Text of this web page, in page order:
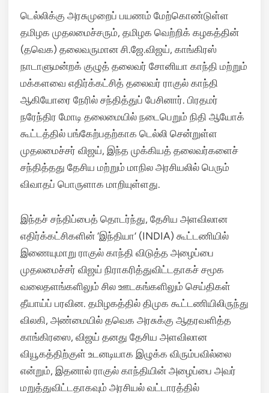
டெல்லிக்கு அரசுமுறைப் பயணம் மேற்கொண்டுள்ள
தமிழக முதலமைச்சரும், தமிழக வெற்றிக் கழகத்தின்
(தவெக) தலைவருமான சி.ஜே.விஜய், காங்கிரஸ்
நாடாளுமன்றக் குழுத் தலைவர் சோனியா காந்தி மற்றும்
மக்களவை எதிர்க்கட்சித் தலைவர் ராகுல் காந்தி
ஆகியோரை நேரில் சந்தித்துப் பேசினார். பிரதமர்
நரேந்திர மோடி தலைமையில் நடைபெறும் நிதி ஆயோக்
கூட்டத்தில் பங்கேற்பதற்காக டெல்லி சென்றுள்ள
முதலமைச்சர் விஜய், இந்த முக்கியத் தலைவர்களைச்
சந்தித்தது தேசிய மற்றும் மாநில அரசியலில் பெரும்
விவாதப் பொருளாக மாறியுள்ளது.
இந்தச் சந்திப்பைத் தொடர்ந்து, தேசிய அளவிலான
எதிர்க்கட்சிகளின் ‘இந்தியா’ (INDIA) கூட்டணியில்
இணையுமாறு ராகுல் காந்தி விடுத்த அழைப்பை
முதலமைச்சர் விஜய் நிராகரித்துவிட்டதாகச் சமூக
வலைதளங்களிலும் சில ஊடகங்களிலும் செய்திகள்
தீயாய்ப் பரவின. தமிழகத்தில் திமுக கூட்டணியிலிருந்து
விலகி, அண்மையில் தவெக அரசுக்கு ஆதரவளித்த
காங்கிரஸை, விஜய் தனது தேசிய அளவிலான
வியூகத்திற்குள் உடனடியாக இழுக்க விரும்பவில்லை
என்றும், இதனால் ராகுல் காந்தியின் அழைப்பை அவர்
மறுத்துவிட்டதாகவும் அரசியல் வட்டாரத்தில்